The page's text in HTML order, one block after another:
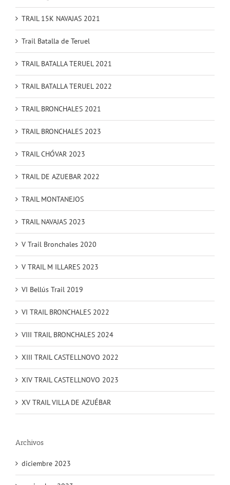
Sin categoría
TRAIL 15K NAVAJAS 2021
Trail Batalla de Teruel
TRAIL BATALLA TERUEL 2021
TRAIL BATALLA TERUEL 2022
TRAIL BRONCHALES 2021
TRAIL BRONCHALES 2023
TRAIL CHÓVAR 2023
TRAIL DE AZUEBAR 2022
TRAIL MONTANEJOS
TRAIL NAVAJAS 2023
V Trail Bronchales 2020
V TRAIL M ILLARES 2023
VI Bellús Trail 2019
VI TRAIL BRONCHALES 2022
VIII TRAIL BRONCHALES 2024
XIII TRAIL CASTELLNOVO 2022
XIV TRAIL CASTELLNOVO 2023
XV TRAIL VILLA DE AZUÉBAR
diciembre 2023